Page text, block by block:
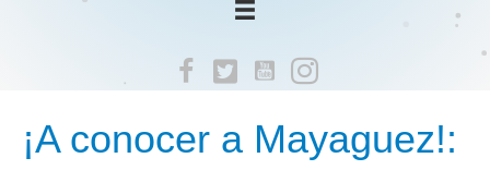
¡A conocer a Mayaguez!: